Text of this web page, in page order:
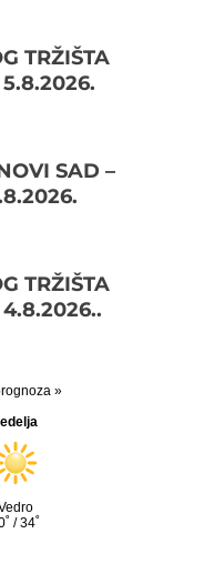
TRŽIŠTA
SAD –
TRŽIŠTA